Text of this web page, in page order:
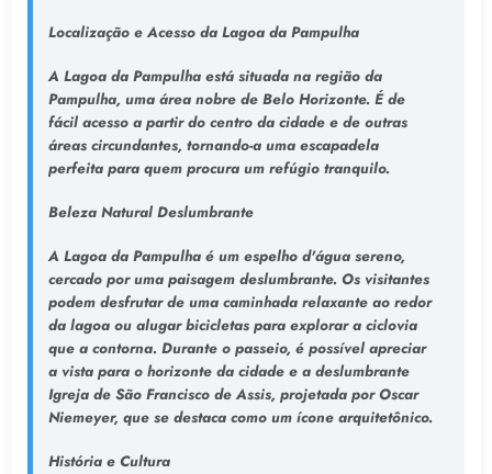
Localização e Acesso da Lagoa da Pampulha
A Lagoa da Pampulha está situada na região da
Pampulha, uma área nobre de Belo Horizonte. É de
fácil acesso a partir do centro da cidade e de outras
áreas circundantes, tornando-a uma escapadela
perfeita para quem procura um refúgio tranquilo.
Beleza Natural Deslumbrante
A Lagoa da Pampulha é um espelho d'água sereno,
cercado por uma paisagem deslumbrante. Os visitantes
podem desfrutar de uma caminhada relaxante ao redor
da lagoa ou alugar bicicletas para explorar a ciclovia
que a contorna. Durante o passeio, é possível apreciar
a vista para o horizonte da cidade e a deslumbrante
Igreja de São Francisco de Assis, projetada por Oscar
Niemeyer, que se destaca como um ícone arquitetônico.
História e Cultura